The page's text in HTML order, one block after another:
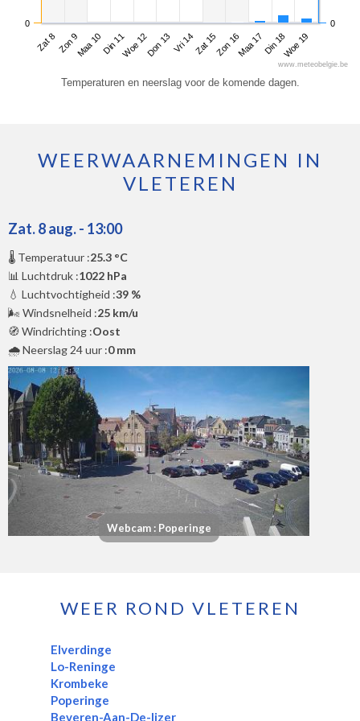
Zat 8Zon 9Maa 10Din 11Woe 12Don 13Vri 14Zat 15Zon 16Maa 17Din 18Woe 19
0 0
www.meteobelgie.be
Temperaturen en neerslag voor de komende dagen.
WEERWAARNEMINGEN IN
VLETEREN
Zat. 8 aug. - 13:00
🌡️ Temperatuur :25.3 °C
📊 Luchtdruk :1022 hPa
💧 Luchtvochtigheid :39 %
🌬️ Windsnelheid :25 km/u
🧭 Windrichting :Oost
🌧️ Neerslag 24 uur :0 mm
Webcam : Poperinge
WEER ROND VLETEREN
Elverdinge
Lo-Reninge
Krombeke
Poperinge
Beveren-Aan-De-Ijzer